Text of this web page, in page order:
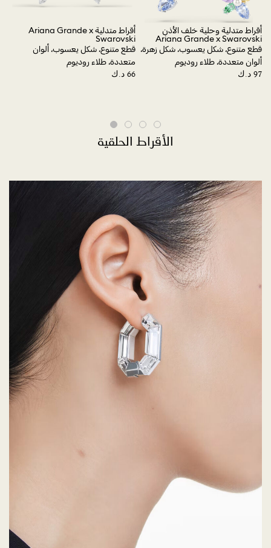
أقراط متدلية Ariana Grande x
Swarovski
قطع متنوع، شكل يعسوب، ألوان
متعددة، طلاء روديوم
أقراط متدلية وحلية خلف الأذن
Ariana Grande x Swarovski
قطع متنوع، شكل يعسوب، شكل زهرة،
ألوان متعددة، طلاء روديوم
الأقراط الحلقية